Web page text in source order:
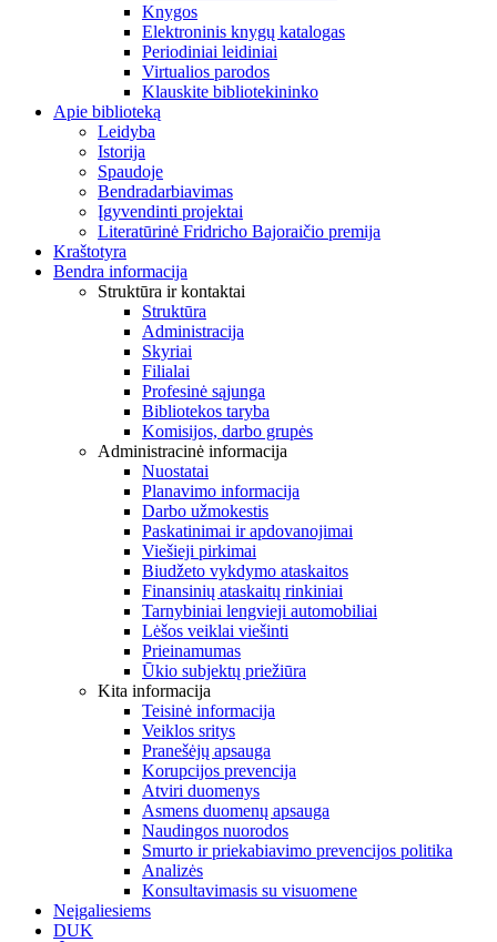
Knygos
Elektroninis knygų katalogas
Periodiniai leidiniai
Virtualios parodos
Klauskite bibliotekininko
Apie biblioteką
Leidyba
Istorija
Spaudoje
Bendradarbiavimas
Įgyvendinti projektai
Literatūrinė Fridricho Bajoraičio premija
Kraštotyra
Bendra informacija
Struktūra ir kontaktai
Struktūra
Administracija
Skyriai
Filialai
Profesinė sąjunga
Bibliotekos taryba
Komisijos, darbo grupės
Administracinė informacija
Nuostatai
Planavimo informacija
Darbo užmokestis
Paskatinimai ir apdovanojimai
Viešieji pirkimai
Biudžeto vykdymo ataskaitos
Finansinių ataskaitų rinkiniai
Tarnybiniai lengvieji automobiliai
Lėšos veiklai viešinti
Prieinamumas
Ūkio subjektų priežiūra
Kita informacija
Teisinė informacija
Veiklos sritys
Pranešėjų apsauga
Korupcijos prevencija
Atviri duomenys
Asmens duomenų apsauga
Naudingos nuorodos
Smurto ir priekabiavimo prevencijos politika
Analizės
Konsultavimasis su visuomene
Neįgaliesiems
DUK